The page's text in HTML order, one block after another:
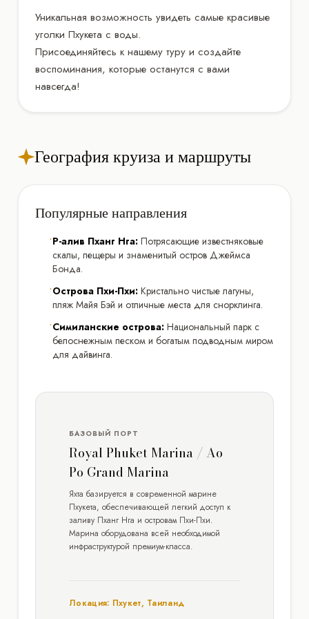
Уникальная возможность увидеть самые красивые
уголки Пхукета с воды.
Присоединяйтесь к нашему туру и создайте
воспоминания, которые останутся с вами
навсегда!
География круиза и маршруты
Популярные направления
•Р-алив Пханг Нга: Потрясающие известняковые
скалы, пещеры и знаменитый остров Джеймса
Бонда.
•Острова Пхи-Пхи: Кристально чистые лагуны,
пляж Майя Бэй и отличные места для снорклинга.
•Симиланские острова: Национальный парк с
белоснежным песком и богатым подводным миром
для дайвинга.
БАЗОВЫЙ ПОРТ
Royal Phuket Marina / Ao
Po Grand Marina
Яхта базируется в современной марине
Пхукета, обеспечивающей легкий доступ к
заливу Пханг Нга и островам Пхи-Пхи.
Марина оборудована всей необходимой
инфраструктурой премиум-класса.
Локация: Пхукет, Таиланд